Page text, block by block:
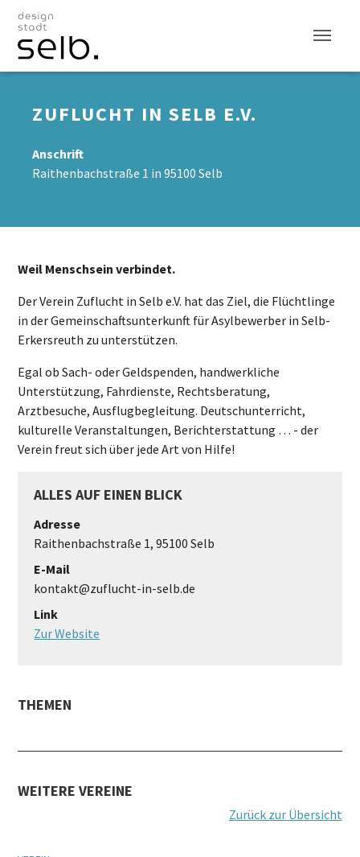
Zum Hauptinhalt
ZUFLUCHT IN SELB E.V.
Anschrift
Raithenbachstraße 1 in 95100 Selb
Weil Menschsein verbindet.
Der Verein Zuflucht in Selb e.V. hat das Ziel, die Flüchtlinge
in der Gemeinschaftsunterkunft für Asylbewerber in Selb-
Erkersreuth zu unterstützen.
Egal ob Sach- oder Geldspenden, handwerkliche
Unterstützung, Fahrdienste, Rechtsberatung,
Arztbesuche, Ausflugbegleitung. Deutschunterricht,
kulturelle Veranstaltungen, Berichterstattung … - der
Verein freut sich über jede Art von Hilfe!
ALLES AUF EINEN BLICK
Adresse
Raithenbachstraße 1, 95100 Selb
E-Mail
kontakt@zuflucht-in-selb.de
Link
Zur Website
THEMEN
WEITERE VEREINE
Zurück zur Übersicht